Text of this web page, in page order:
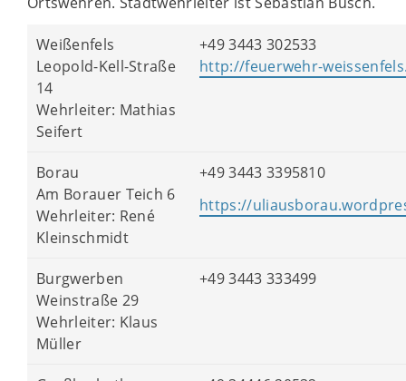
Weißenfels
Leopold-Kell-Straße
14
Wehrleiter: Mathias
Seifert
+49 3443 302533
http://feuerwehr-
Borau
Am Borauer Teich 6
Wehrleiter: René
Kleinschmidt
+49 3443 3395810
https://
Burgwerben
Weinstraße 29
Wehrleiter: Klaus
Müller
+49 3443 333499